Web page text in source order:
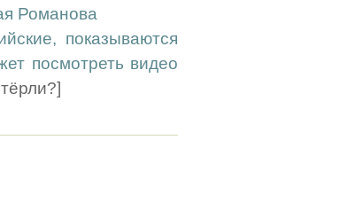
Романова
показываются
посмотреть видео